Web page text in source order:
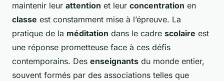
maintenir leur attention et leur concentration en
classe est constamment mise à l’épreuve. La
pratique de la méditation dans le cadre scolaire est
une réponse prometteuse face à ces défis
contemporains. Des enseignants du monde entier,
souvent formés par des associations telles que